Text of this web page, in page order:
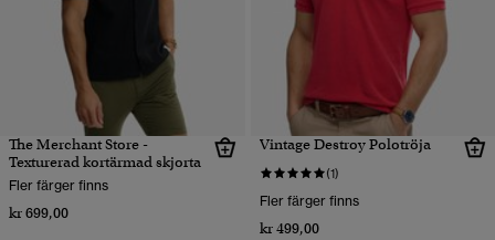
The Merchant Store -
Texturerad kortärmad skjorta
Fler färger finns
kr 699,00
Vintage Destroy Polotröja
(1)
Fler färger finns
kr 499,00